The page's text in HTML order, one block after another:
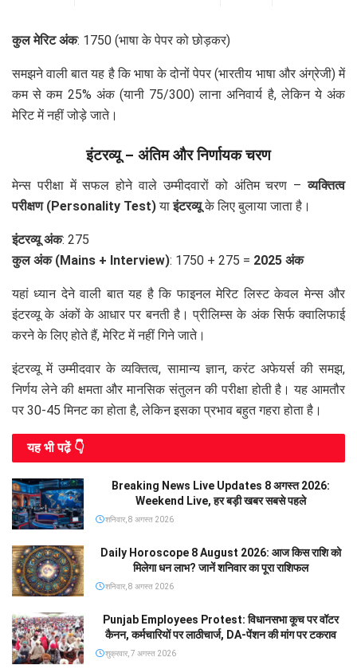
कुल मेरिट अंक: 1750 (भाषा के पेपर को छोड़कर)
समझने वाली बात यह है कि भाषा के दोनों पेपर (भारतीय भाषा और अंग्रेजी) में
कम से कम 25% अंक (यानी 75/300) लाना अनिवार्य है, लेकिन ये अंक
मेरिट में नहीं जोड़े जाते।
इंटरव्यू – अंतिम और निर्णायक चरण
मेन्स परीक्षा में सफल होने वाले उम्मीदवारों को अंतिम चरण –व्यक्तित्व
परीक्षण (Personality Test)याइंटरव्यूके लिए बुलाया जाता है।
इंटरव्यू अंक: 275
कुल अंक (Mains + Interview): 1750 + 275 = 2025 अंक
यहां ध्यान देने वाली बात यह है कि फाइनल मेरिट लिस्ट केवल मेन्स और
इंटरव्यू के अंकों के आधार पर बनती है। प्रीलिम्स के अंक सिर्फ क्वालिफाई
करने के लिए होते हैं, मेरिट में नहीं गिने जाते।
इंटरव्यू में उम्मीदवार के व्यक्तित्व, सामान्य ज्ञान, करंट अफेयर्स की समझ,
निर्णय लेने की क्षमता और मानसिक संतुलन की परीक्षा होती है। यह आमतौर
पर 30-45 मिनट का होता है, लेकिन इसका प्रभाव बहुत गहरा होता है।
यह भी पढे़ं 👇
Breaking News Live Updates 8 अगस्त 2026:
Weekend Live, हर बड़ी खबर सबसे पहले
शनिवार, 8 अगस्त 2026
Daily Horoscope 8 August 2026: आज किस राशि को
मिलेगा धन लाभ? जानें शनिवार का पूरा राशिफल
शनिवार, 8 अगस्त 2026
Punjab Employees Protest: विधानसभा कूच पर वॉटर
कैनन, कर्मचारियों पर लाठीचार्ज, DA-पेंशन की मांग पर टकराव
शुक्रवार, 7 अगस्त 2026